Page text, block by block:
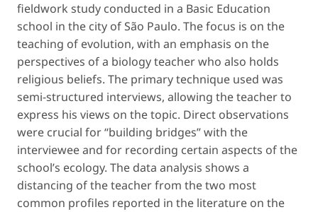
fieldwork study conducted in a Basic Education
school in the city of São Paulo. The focus is on the
teaching of evolution, with an emphasis on the
perspectives of a biology teacher who also holds
religious beliefs. The primary technique used was
semi-structured interviews, allowing the teacher to
express his views on the topic. Direct observations
were crucial for “building bridges” with the
interviewee and for recording certain aspects of the
school’s ecology. The data analysis shows a
distancing of the teacher from the two most
common profiles reported in the literature on the